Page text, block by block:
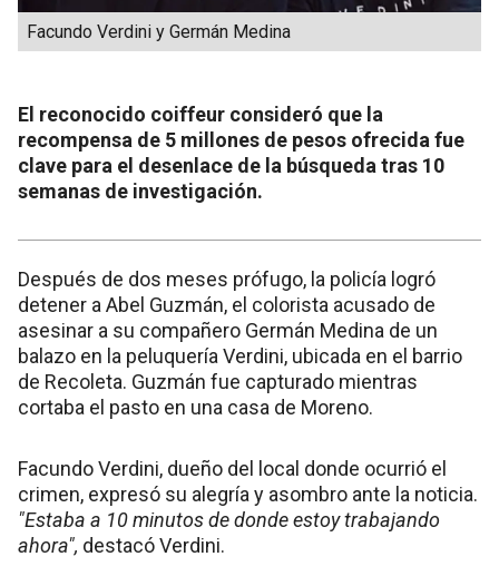
Facundo Verdini y Germán Medina
El reconocido coiffeur consideró que la
recompensa de 5 millones de pesos ofrecida fue
clave para el desenlace de la búsqueda tras 10
semanas de investigación.
Después de dos meses prófugo, la policía logró
detener a Abel Guzmán, el colorista acusado de
asesinar a su compañero Germán Medina de un
balazo en la peluquería Verdini, ubicada en el barrio
de Recoleta. Guzmán fue capturado mientras
cortaba el pasto en una casa de Moreno.
Facundo Verdini, dueño del local donde ocurrió el
crimen, expresó su alegría y asombro ante la noticia.
"Estaba a 10 minutos de donde estoy trabajando
ahora", destacó Verdini.